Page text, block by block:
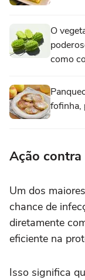
O
como
fofinha,
Ação
Um dos
chance de
diretamente
eficiente na
Isso significa